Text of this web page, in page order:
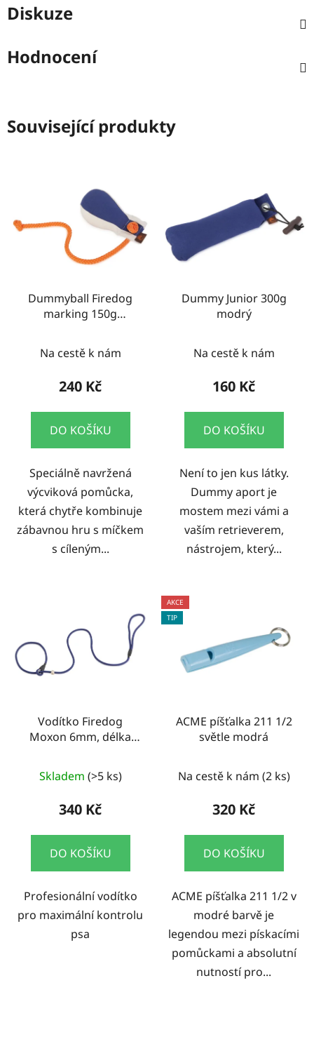
Diskuze
Hodnocení
Související produkty
Dummyball Firedog
marking 150g
Na cestě k nám
240 Kč
DO KOŠÍKU
Speciálně navržená
výcviková pomůcka,
která chytře kombinuje
zábavnou hru s míčkem
s cíleným...
Dummy Junior 300g
modrý
Na cestě k nám
160 Kč
DO KOŠÍKU
Není to jen kus látky.
Dummy aport je
mostem mezi vámi a
vaším retrieverem,
nástrojem, který...
Vodítko Firedog
Moxon 6mm, délka
Skladem (>5 ks)
340 Kč
DO KOŠÍKU
Profesionální vodítko
pro maximální kontrolu
psa
AKCE
TIP
ACME píšťalka 211 1/2
světle modrá
Na cestě k nám (2 ks)
320 Kč
DO KOŠÍKU
ACME píšťalka 211 1/2 v
modré barvě je
legendou mezi pískacími
pomůckami a absolutní
nutností pro...